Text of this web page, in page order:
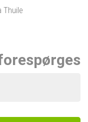
Thuile